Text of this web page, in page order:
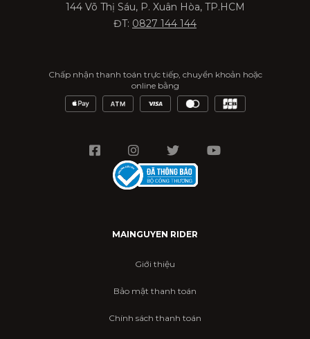
MAINGUYEN RIDER
Giới thiệu
Bảo mật thanh toán
Chính sách thanh toán
144 Võ Thị Sáu, P. Xuân Hòa, TP.HCM
ĐT: 0827 144 144
Chấp nhận thanh toán trực tiếp, chuyển khoản hoặc
online bằng